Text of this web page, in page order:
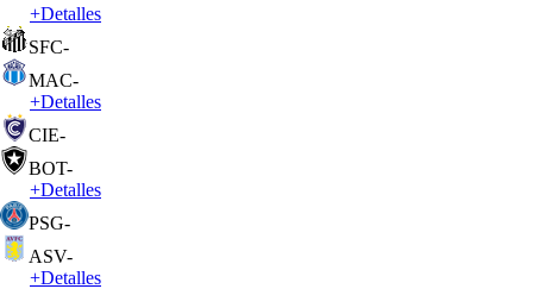
+Detalles
SFC-
MAC-
+Detalles
CIE-
BOT-
+Detalles
PSG-
ASV-
+Detalles